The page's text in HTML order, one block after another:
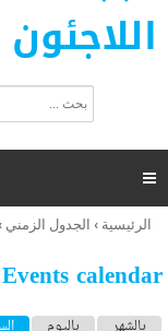
ت
ر
ل
ح
ب

أنت
هنا
الرئيسية › الجدول الزمني
Events calendar